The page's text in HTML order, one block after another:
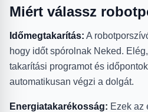
Miért válassz
Időmegtakarítás: A
hogy időt spórolnak Neked.
takarítási programot és
automatikusan végzi a dolgát.
Energiatakarékosság: Ezek az